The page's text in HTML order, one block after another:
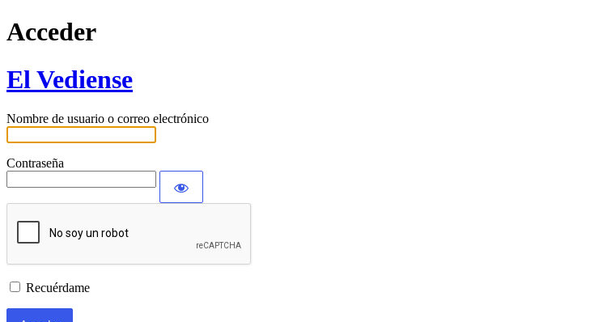
Acceder
El Vediense
Nombre de usuario o correo electrónico
Contraseña
Recuérdame